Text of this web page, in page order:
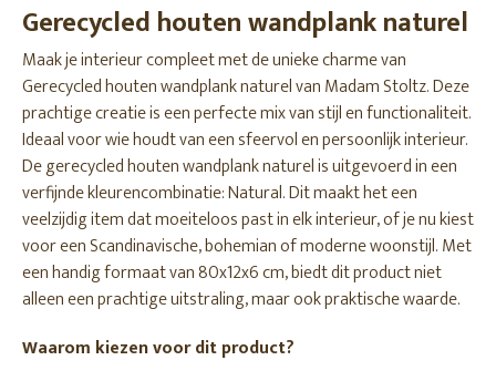
Gerecycled houten wandplank naturel
Maak je interieur compleet met de unieke charme van
Gerecycled houten wandplank naturel van Madam Stoltz. Deze
prachtige creatie is een perfecte mix van stijl en functionaliteit.
Ideaal voor wie houdt van een sfeervol en persoonlijk interieur.
De gerecycled houten wandplank naturel is uitgevoerd in een
verfijnde kleurencombinatie: Natural. Dit maakt het een
veelzijdig item dat moeiteloos past in elk interieur, of je nu kiest
voor een Scandinavische, bohemian of moderne woonstijl. Met
een handig formaat van 80x12x6 cm, biedt dit product niet
alleen een prachtige uitstraling, maar ook praktische waarde.
Waarom kiezen voor dit product?